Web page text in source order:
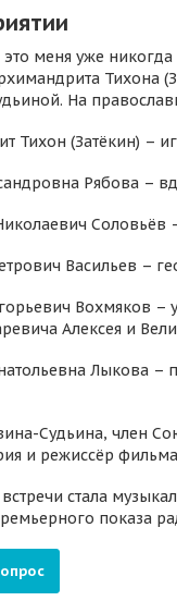
это меня уже
Тихона
На
Тихон (Затёкин) –
Рябова –
Соловьёв
Васильев –
Вохмяков
Алексея и
Лыкова –
Судьина, член
и режиссёр
стала
показа